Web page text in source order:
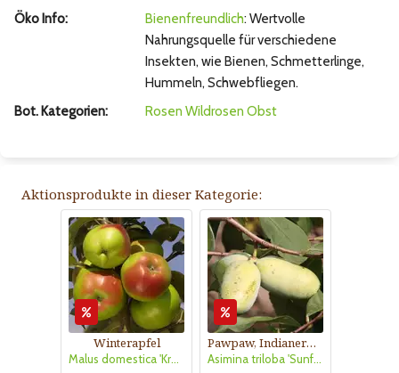
Öko Info:
Bienenfreundlich: Wertvolle
Nahrungsquelle für verschiedene
Insekten, wie Bienen, Schmetterlinge,
Hummeln, Schwebfliegen.
Bot. Kategorien:
Rosen Wildrosen Obst
Aktionsprodukte in dieser Kategorie:
Winterapfel
Malus domestica 'Kronprinz Rudolf'
Pawpaw, Indianerbanane
Asimina triloba 'Sunflower'